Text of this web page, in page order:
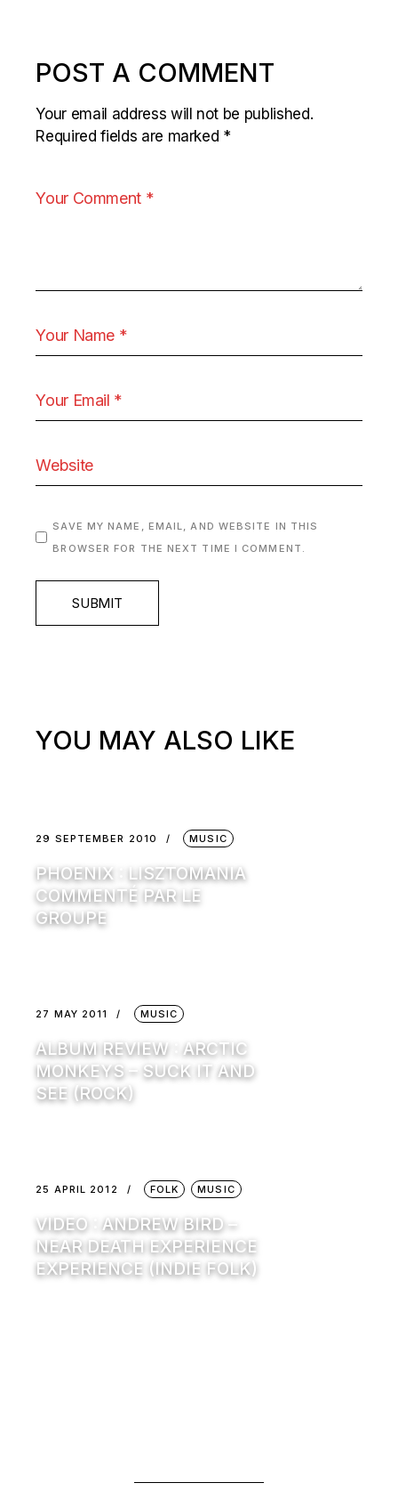
POST A COMMENT
Your email address will not be published.
Required fields are marked *
SAVE MY NAME, EMAIL, AND WEBSITE IN THIS
BROWSER FOR THE NEXT TIME I COMMENT.
SUBMIT
YOU MAY ALSO LIKE
29 SEPTEMBER 2010 MUSIC
PHOENIX : LISZTOMANIA
COMMENTÉ PAR LE
GROUPE
27 MAY 2011 MUSIC
ALBUM REVIEW : ARCTIC
MONKEYS – SUCK IT AND
SEE (ROCK)
25 APRIL 2012 FOLK MUSIC
VIDEO : ANDREW BIRD –
NEAR DEATH EXPERIENCE
EXPERIENCE (INDIE FOLK)